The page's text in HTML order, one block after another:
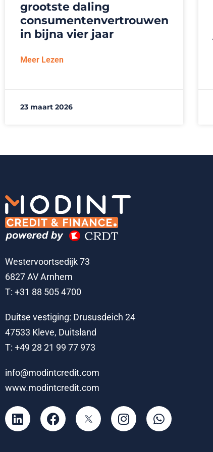
grootste daling
consumentenvertrouwen
in bijna vier jaar
Meer Lezen
23 maart 2026
Westervoortsedijk 73
6827 AV Arnhem
T: +31 88 505 4700
Duitse vestiging: Drususdeich 24
47533 Kleve, Duitsland
T: +49 28 21 99 77 973
info@modintcredit.com
www.modintcredit.com